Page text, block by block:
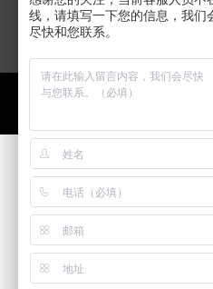
粤ICP备
Copyright?2004-2017
线，请填写一下您的信息，我们
尽快和您联系。